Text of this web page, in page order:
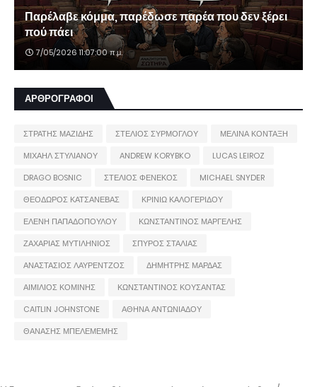
Παρέλαβε κόμμα, παρέδωσε παρέα που δεν ξέρει
πού πάει
7/05/2026 11:07:00 π.μ.
ΑΡΘΡΟΓΡΑΦΟΙ
ΣΤΡΑΤΗΣ ΜΑΖΙΔΗΣ ΣΤΕΛΙΟΣ ΣΥΡΜΟΓΛΟΥ
ΜΕΛΙΝΑ ΚΟΝΤΑΞΗ
ΜΙΧΑΗΛ ΣΤΥΛΙΑΝΟΥ
ANDREW KORYBKO
LUCAS LEIROZ
DRAGO BOSNIC
ΣΤΕΛΙΟΣ ΦΕΝΕΚΟΣ
MICHAEL SNYDER
ΘΕΟΔΩΡΟΣ ΚΑΤΣΑΝΕΒΑΣ
ΚΡΙΝΙΩ ΚΑΛΟΓΕΡΙΔΟΥ
ΕΛΕΝΗ ΠΑΠΑΔΟΠΟΥΛΟΥ
ΚΩΝΣΤΑΝΤΙΝΟΣ ΜΑΡΓΕΛΗΣ
ΖΑΧΑΡΙΑΣ ΜΥΤΙΛΗΝΙΟΣ
ΣΠΥΡΟΣ ΣΤΑΛΙΑΣ
ΑΝΑΣΤΑΣΙΟΣ ΛΑΥΡΕΝΤΖΟΣ
ΔΗΜΗΤΡΗΣ ΜΑΡΔΑΣ
ΑΙΜΙΛΙΟΣ ΚΟΜΙΝΗΣ
ΚΩΝΣΤΑΝΤΙΝΟΣ ΚΟΥΣΑΝΤΑΣ
CAITLIN JOHNSTONE
ΑΘΗΝΑ ΑΝΤΩΝΙΑΔΟΥ
ΘΑΝΑΣΗΣ ΜΠΕΛΕΜΕΜΗΣ